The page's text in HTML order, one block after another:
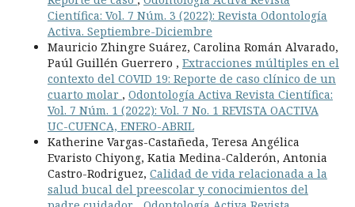
Científica: Vol. 7 Núm. 3 (2022): Revista Odontología
Activa. Septiembre-Diciembre
Mauricio Zhingre Suárez, Carolina Román Alvarado,
Paúl Guillén Guerrero , Extracciones múltiples en el
contexto del COVID 19: Reporte de caso clínico de un
cuarto molar , Odontología Activa Revista Científica:
Vol. 7 Núm. 1 (2022): Vol. 7 No. 1 REVISTA OACTIVA
UC-CUENCA, ENERO-ABRIL
Katherine Vargas-Castañeda, Teresa Angélica
Evaristo Chiyong, Katia Medina-Calderón, Antonia
Castro-Rodriguez, Calidad de vida relacionada a la
salud bucal del preescolar y conocimientos del